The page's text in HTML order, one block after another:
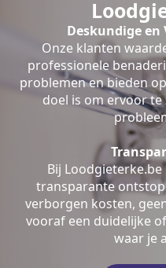
Deskundige en
Onze klanten
professionele
problemen en bieden
doel is om ervoor
Bij
transparante
verborgen kosten,
vooraf een duidelijke
waar je